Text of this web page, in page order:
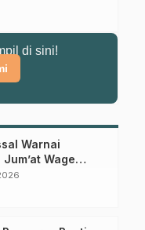
di sini!
Warnai
Wage